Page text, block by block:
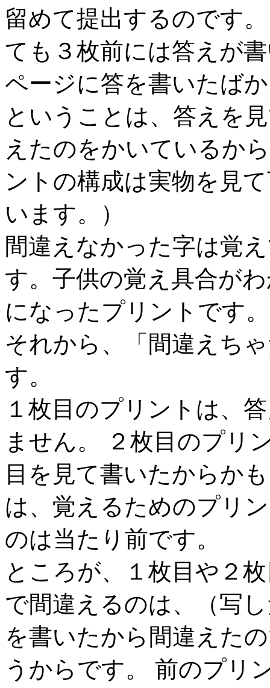
留めて提出するのです
ても３枚前には答えが
ページに答を書いたば
ということは、答えを
えたのをかいているか
ントの構成は実物を見
います。）
間違えなかった字は覚
す。子供の覚え具合が
になったプリントです。
それから、「間違えち
す。
１枚目のプリントは、
ません。 ２枚目のプリ
目を見て書いたからか
は、覚えるためのプリ
のは当たり前です。
ところが、１枚目や２
で間違えるのは、（写
を書いたから間違えた
うからです。 前のプリ